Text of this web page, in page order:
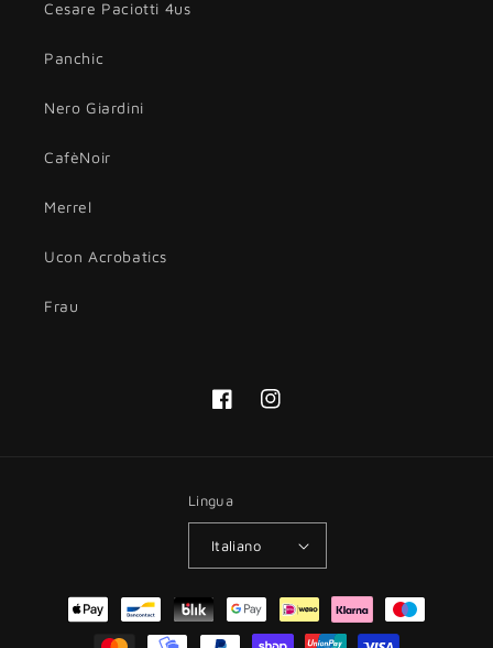
Cesare Paciotti 4us
Panchic
Nero Giardini
CafèNoir
Merrel
Ucon Acrobatics
Frau
FacebookInstagram
Lingua
Italiano
Metodi